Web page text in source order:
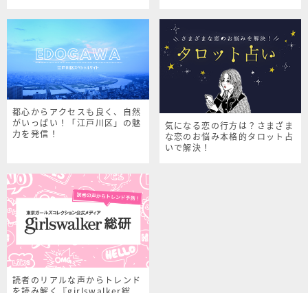
都心からアクセスも良く、自然
がいっぱい！「江戸川区」の魅
力を発信！
気になる恋の行方は？さまざま
な恋のお悩み本格的タロット占
いで解決！
読者のリアルな声からトレンド